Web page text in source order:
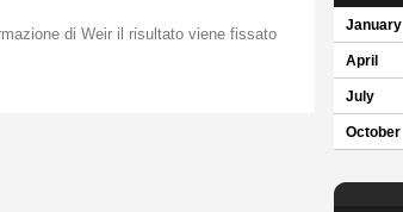
di Weir il risultato viene fissato
January
April
July
October